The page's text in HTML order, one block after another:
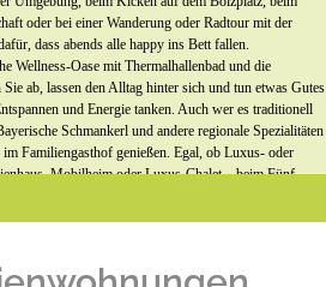
oder bei einer Wanderung oder Radtour mit der
dass abends alle happy ins Bett fallen.
Wellness-Oase mit Thermalhallenbad und die
ab, lassen den Alltag hinter sich und tun etwas Gutes
und Energie tanken. Auch wer es traditionell
Schmankerl und andere regionale Spezialitäten
Familiengasthof genießen. Egal, ob Luxus- oder
Mobilheim oder Luxus-Chalet – beim Fünf-
und Event-Highlights, die jeden Urlaub zu einem